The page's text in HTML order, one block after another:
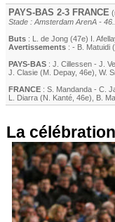
PAYS-BAS 2-3 FRANCE
Stade : Amsterdam ArenA -
Buts : L. de Jong (47e) I.
Avertissements : - B. Matuidi
PAYS-BAS : J. Cillessen - J.
J. Clasie (M. Depay, 46e) W.
FRANCE : S. Mandanda - C.
L. Diarra (N. Kanté , 46e) B.
La